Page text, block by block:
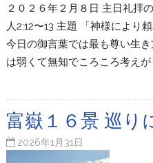
２０２６年２月８日 主日礼拝
人2:12〜13 主題 「神様により
今日の御言葉では最も尊い生
は弱くて無知でころころ考えが
富嶽１６景 巡り
2026年1月31日